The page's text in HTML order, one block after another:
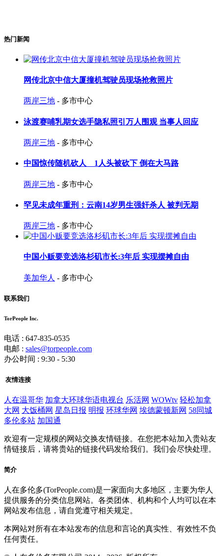
热门新闻
网传北京中信大厦撞机驾驶员现场抢救照片
两岸三地 - 多市中心
泳渡赛哺乳期女选手隐私照引万人围观 当事人回应
两岸三地 - 多市中心
中国惊传随机砍人 1人头被砍下 倒在大马路
两岸三地 - 多市中心
罕见未成年重刑：云南14岁男生强奸杀人 被判无期
两岸三地 - 多市中心
中国小贩要竞选洛杉矶市长:3年后 实现摆摊自由
美加华人 - 多市中心
联系我们
TorPeople Inc.
电话 : 647-835-0535
电邮 : sales@torpeople.com
办公时间 : 9:30 - 5:30
友情连接
人在温哥华 加拿大环球华语电视台 乐活网 WOWtv 轻松加拿
大网 大饭桶网 星岛日报 明报 环球华网 埃德蒙顿新网 58同城
多伦多站 加国通
欢迎有一定规模的网站交换友情链接。在您把本站加入贵站友
情链接后，请将贵站的链接代码发给我们。我们会尽快处理。
简介
人在多伦多(TorPeople.com)是一家面向大多地区，主要为华人
提供服务的分类信息网站。各类团体、机构和个人均可以在本
网站发布信息，请自觉遵守相关规定。
本网站对所有在本站发布的信息和言论的真实性、有效性不负
任何责任。